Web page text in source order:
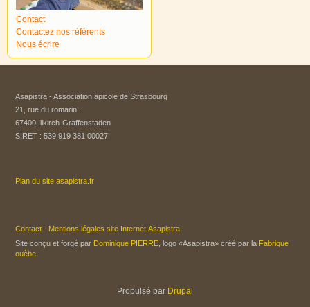
Contact
Contactez nos référents
Nous écrire
Asapistra - Association apicole de Strasbourg​
21, rue du romarin.
67400 Illkirch-Graffenstaden
SIRET : 539 919 381 00027
Plan du site asapistra.fr
Contact - Mentions légales site Internet Asapistra
Site conçu et forgé par Dominique PIERRE , logo «Asapistra» créé par la Fabrique
ouèbe
Propulsé par Drupal